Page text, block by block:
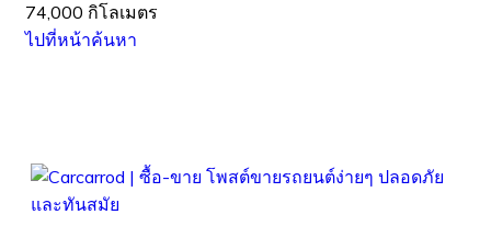
74,000 กิโลเมตร
ไปที่หน้าค้นหา